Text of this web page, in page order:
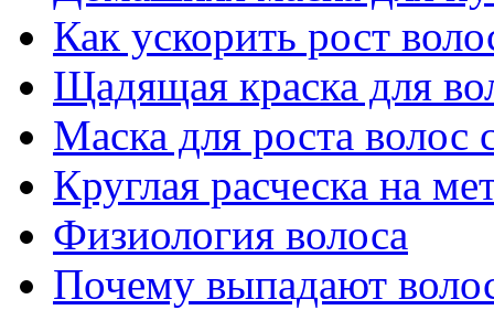
Как ускорить рост
Щадящая краска для
Маска для роста волос
Круглая расческа на
Физиология волоса
Почему выпадают